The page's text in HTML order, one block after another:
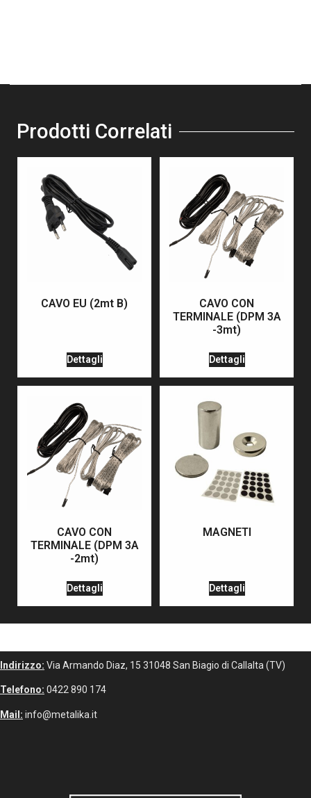
Prodotti Correlati
CAVO EU (2mt B)
Dettagli
CAVO CON
TERMINALE (DPM 3A
-3mt)
Dettagli
CAVO CON
TERMINALE (DPM 3A
-2mt)
Dettagli
MAGNETI
Dettagli
Indirizzo: Via Armando Diaz, 15 31048 San Biagio di Callalta (TV)
Telefono: 0422 890 174
Mail: info@metalika.it